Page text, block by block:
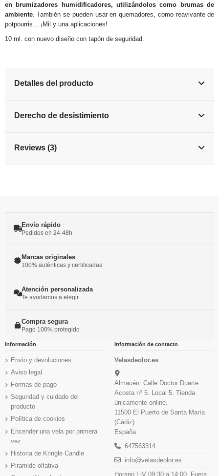
en brumizadores humidificadores, utilizándolos como brumas de
ambiente. También se pueden usar en quemadores, como reavivante de
potpourris... ¡Mil y una aplicaciones!
10 ml. con nuevo diseño con tapón de seguridad.
Detalles del producto
Derecho de desistimiento
Reviews (3)
Envío rápido
Pedidos en 24-48h
Marcas originales
100% auténticas y certificadas
Atención personalizada
Te ayudamos a elegir
Compra segura
Pago 100% protegido
Información
Envio y devoluciones
Aviso legal
Formas de pago
Seguridad y cuidado del
producto
Política de cookies
Encender una vela por primera
vez
Historia de Kringle Candle
Piramide olfativa
Información de contacto
Velasdeolor.es
Almacén: Calle Doctor Duarte
Acosta nº 5. Local 5. Tienda
únicamente online.
11500 El Puerto de Santa María
(Cádiz)
España
647563314
info@velasdeolor.es
Horario L-V 09:30 a 14:00. Fuera